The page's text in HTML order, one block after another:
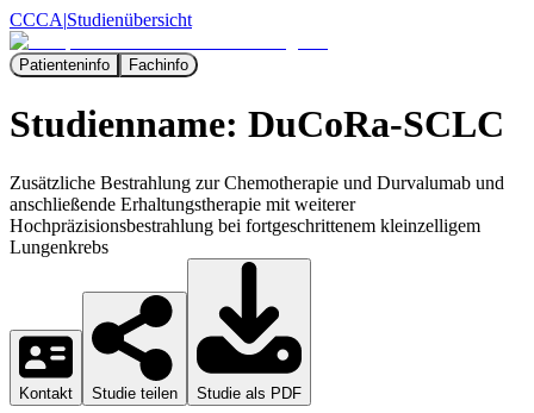
CCCA|Studienübersicht
Patienteninfo Fachinfo
Studienname: DuCoRa-SCLC
Zusätzliche Bestrahlung zur Chemotherapie und Durvalumab und
anschließende Erhaltungstherapie mit weiterer
Hochpräzisionsbestrahlung bei fortgeschrittenem kleinzelligem
Lungenkrebs
Kontakt Studie teilen Studie als PDF